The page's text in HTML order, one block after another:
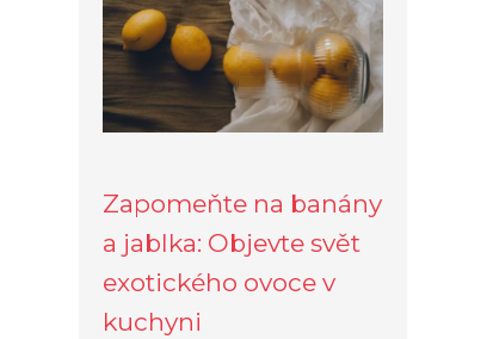
Zapomeňte na banány
a jablka: Objevte svět
exotického ovoce v
kuchyni